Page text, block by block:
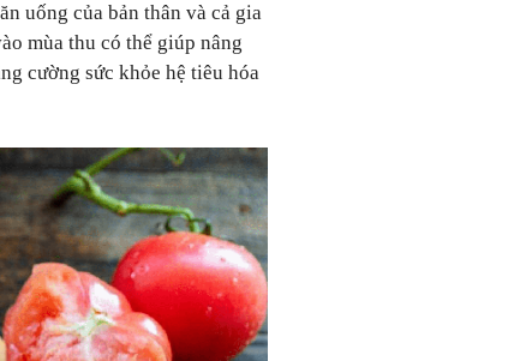
uống của bản thân và cả gia
mùa thu có thể giúp nâng
cường sức khỏe hệ tiêu hóa